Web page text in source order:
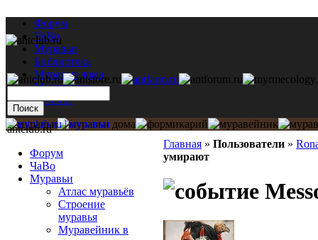
Форум
ЧаВо
Муравьи
Библиотека
Муравьи дома
Мастерская
Каталог
Главная » Пользователи »
умирают
antclub.ru
Форум
ЧаВо
Муравьи
Атлас муравьёв
Строение
муравья
Муравейник в